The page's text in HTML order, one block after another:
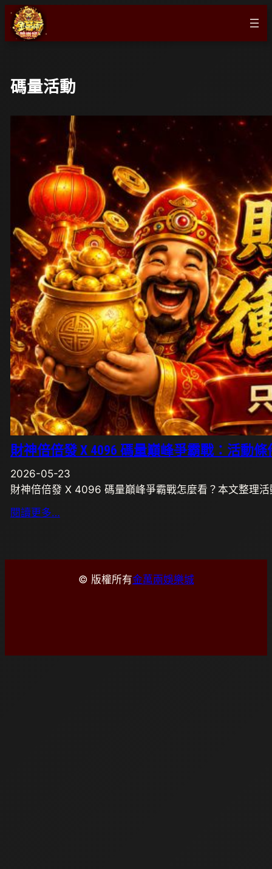
跳
至
主
容
碼量活動
財神倍倍發 X 4096 碼量巔峰爭霸戰：活動
2026-05-23
財神倍倍發 X 4096 碼量巔峰爭霸戰怎麼看？本文整理
閱讀更多…
© 版權所有金萬兩娛樂城